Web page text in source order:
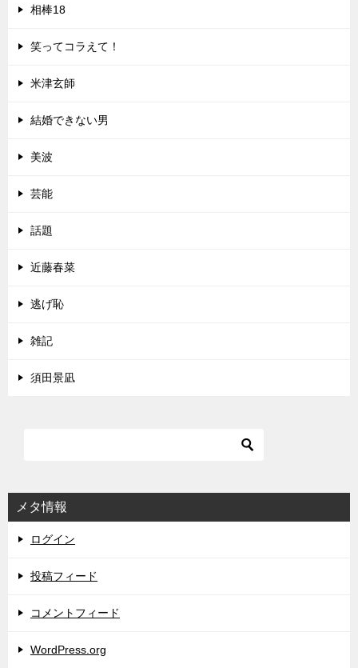
相棒18
笑ってコラえて！
米津玄師
結婚できない男
美波
芸能
話題
近藤春菜
逃げ恥
雑記
須田景凪
メタ情報
ログイン
投稿フィード
コメントフィード
WordPress.org